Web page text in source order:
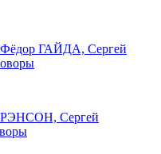
ГАЙДА, Сергей
Сергей